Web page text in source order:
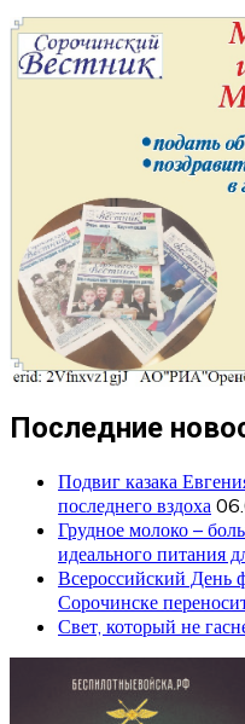
Последние
Подвиг казака
последнего вздоха
Грудное молоко –
идеального питания
Всероссийский День
Сорочинске
Свет, который не